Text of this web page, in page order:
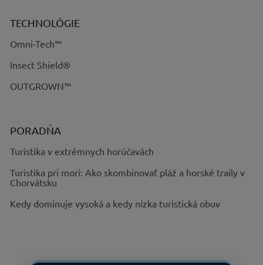
TECHNOLÓGIE
Omni-Tech™
Insect Shield®
OUTGROWN™
PORADŇA
Turistika v extrémnych horúčavách
Turistika pri mori: Ako skombinovať pláž a horské traily v
Chorvátsku
Kedy dominuje vysoká a kedy nízka turistická obuv